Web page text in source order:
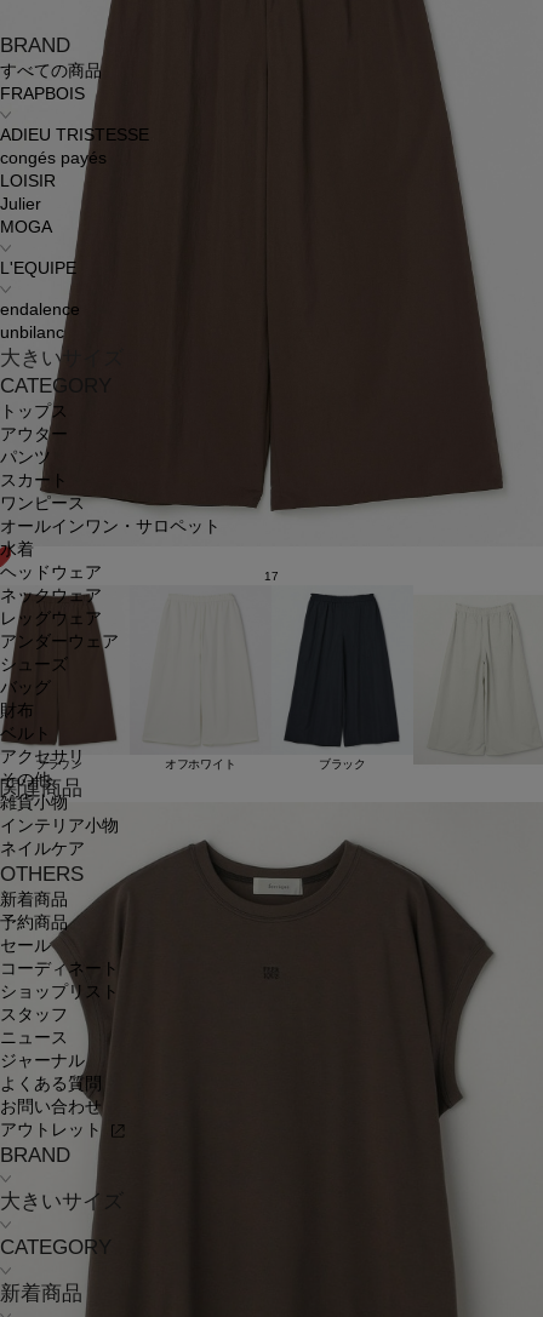
BRAND
すべての商品
FRAPBOIS
ADIEU TRISTESSE
congés payés
LOISIR
Julier
MOGA
L'EQUIPE
endalence
unbilanc
大きいサイズ
CATEGORY
トップス
アウター
パンツ
スカート
ワンピース
オールインワン・サロペット
水着
ヘッドウェア
ネックウェア
レッグウェア
アンダーウェア
シューズ
バッグ
財布
ベルト
アクセサリ
その他
雑貨小物
インテリア小物
ネイルケア
OTHERS
新着商品
予約商品
セール
コーディネート
ショップリスト
スタッフ
ニュース
ジャーナル
よくある質問
お問い合わせ
アウトレット
BRAND
大きいサイズ
CATEGORY
新着商品
17
ブラウン オフホワイト ブラック
関連商品